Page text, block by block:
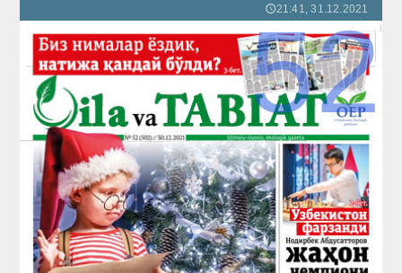
🕔21:41, 31.12.2021
52